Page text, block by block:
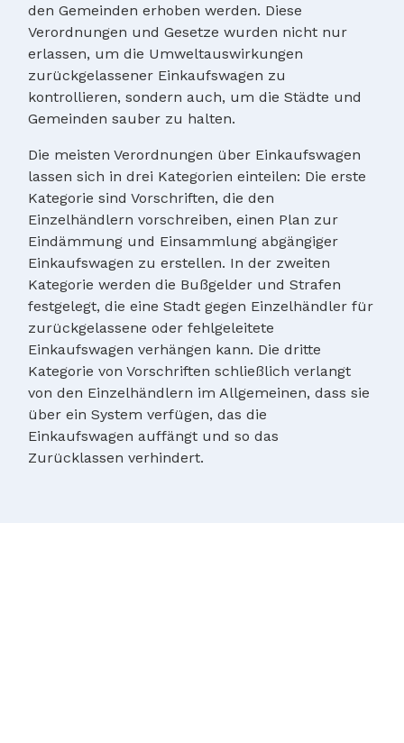
den Gemeinden erhoben werden. Diese
Verordnungen und Gesetze wurden nicht nur
erlassen, um die Umweltauswirkungen
zurückgelassener Einkaufswagen zu
kontrollieren, sondern auch, um die Städte und
Gemeinden sauber zu halten.
Die meisten Verordnungen über Einkaufswagen
lassen sich in drei Kategorien einteilen: Die erste
Kategorie sind Vorschriften, die den
Einzelhändlern vorschreiben, einen Plan zur
Eindämmung und Einsammlung abgängiger
Einkaufswagen zu erstellen. In der zweiten
Kategorie werden die Bußgelder und Strafen
festgelegt, die eine Stadt gegen Einzelhändler für
zurückgelassene oder fehlgeleitete
Einkaufswagen verhängen kann. Die dritte
Kategorie von Vorschriften schließlich verlangt
von den Einzelhändlern im Allgemeinen, dass sie
über ein System verfügen, das die
Einkaufswagen auffängt und so das
Zurücklassen verhindert.